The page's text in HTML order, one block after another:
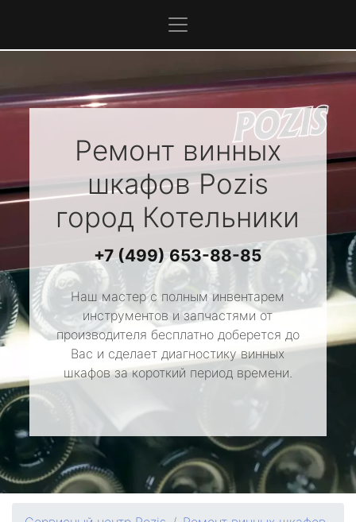
Ремонт винных
шкафовPozis
город Котельники
+7 (499) 653-88-85
Наш мастер с полным инвентарем
инструментов и запчастями от
производителя бесплатно доберется до
Вас и сделает диагностику винных
шкафов за короткий период времени.